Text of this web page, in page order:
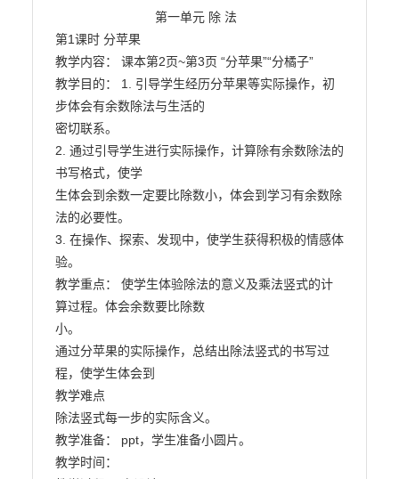
第1课时 分苹果
教学内容： 课本第2页~第3页 “分苹果”“分橘子”
教学目的： 1. 引导学生经历分苹果等实际操作，初
步体会有余数除法与生活的
密切联系。
2. 通过引导学生进行实际操作，计算除有余数除法的
书写格式，使学
生体会到余数一定要比除数小，体会到学习有余数除
法的必要性。
3. 在操作、探索、发现中，使学生获得积极的情感体
验。
教学重点： 使学生体验除法的意义及乘法竖式的计
算过程。体会余数要比除数
小。
通过分苹果的实际操作，总结出除法竖式的书写过
程，使学生体会到
教学难点
除法竖式每一步的实际含义。
教学准备： ppt，学生准备小圆片。
教学时间：